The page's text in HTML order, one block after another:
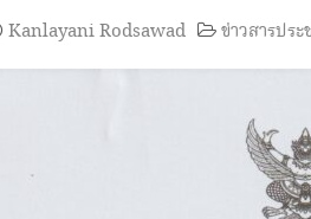
Kanlayani Rodsawad ข่าวสารปร